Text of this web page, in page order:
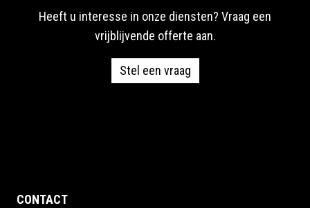
Heeft u interesse in onze diensten? Vraag een
vrijblijvende offerte aan.
Stel een vraag
CONTACT